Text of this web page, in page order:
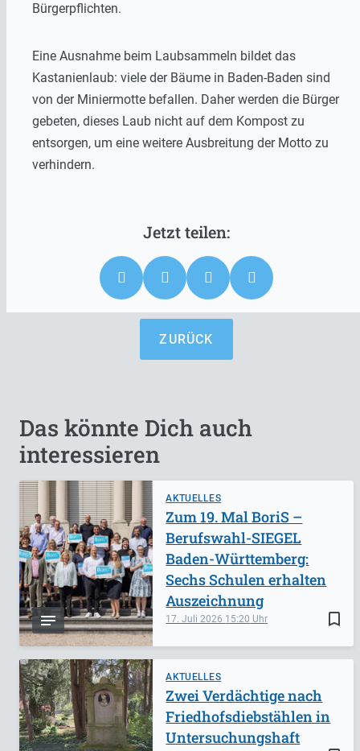
Bürgerpflichten.
Eine Ausnahme beim Laubsammeln bildet das
Kastanienlaub: viele der Bäume in Baden-Baden sind
von der Miniermotte befallen. Daher werden die Bürger
gebeten, dieses Laub nicht auf dem Kompost zu
entsorgen, um eine weitere Ausbreitung der Motto zu
verhindern.
ZURÜCK
Das könnte Dich auch
interessieren
AKTUELLES
bookmark_border
17. Juli 2026 15:20
Zum 19. Mal BoriS –
Berufswahl-SIEGEL
Baden-Württemberg:
Sechs Schulen erhalten
Auszeichnung
AKTUELLES
Zwei Verdächtige nach
Friedhofsdiebstählen in
Untersuchungshaft